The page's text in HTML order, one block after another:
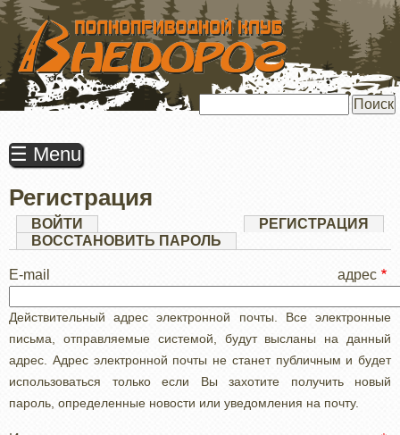
ПЕРЕЙТИ
ОСНОВНОМУ
СОДЕРЖАНИЮ
☰ Menu
Регистрация
Главные
вкладки
ВОЙТИ РЕГИСТРАЦИЯ
ВОССТАНОВИТЬ ПАРОЛЬ
E-mail адрес
Действительный адрес электронной почты. Все электронные
письма, отправляемые системой, будут высланы на данный
адрес. Адрес электронной почты не станет публичным и будет
использоваться только если Вы захотите получить новый
пароль, определенные новости или уведомления на почту.